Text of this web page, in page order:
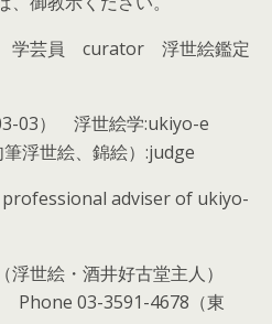
学芸員 curator 浮世絵鑑定
03） 浮世絵学:ukiyo-e
世絵、錦絵）:judge
adviser of ukiyo-
世絵・酒井好古堂主人）
03-3591-4678（東